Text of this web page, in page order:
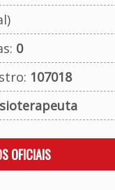
0
107018
OFICIAIS